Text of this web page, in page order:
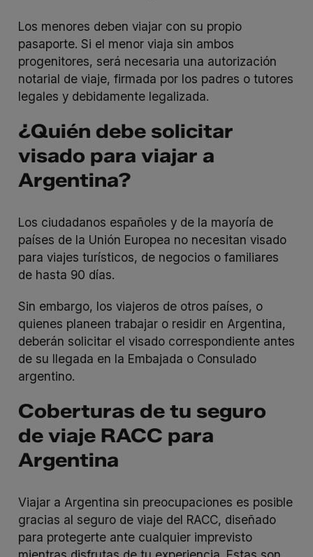
Los menores deben viajar con su propio
pasaporte. Si el menor viaja sin ambos
progenitores, será necesaria una autorización
notarial de viaje, firmada por los padres o tutores
legales y debidamente legalizada.
¿Quién debe solicitar
visado para viajar a
Argentina?
Los ciudadanos españoles y de la mayoría de
países de la Unión Europea no necesitan visado
para viajes turísticos, de negocios o familiares
de hasta 90 días.
Sin embargo, los viajeros de otros países, o
quienes planeen trabajar o residir en Argentina,
deberán solicitar el visado correspondiente antes
de su llegada en la Embajada o Consulado
argentino.
Coberturas de tu seguro
de viaje RACC para
Argentina
Viajar a Argentina sin preocupaciones es posible
gracias al seguro de viaje del RACC, diseñado
para protegerte ante cualquier imprevisto